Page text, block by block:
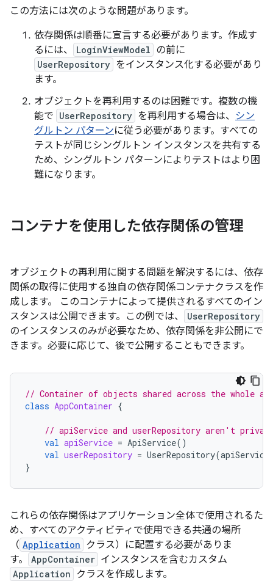
この方法には次のような問題があります。
依存関係は順番に宣言する必要があります。作成す
るには、
LoginViewModel の前に
UserRepository をインスタンス化する必要があり
ます。
オブジェクトを再利用するのは困難です。複数の機
能で UserRepository を再利用する場合は、 シン
グルトン パターンに従う必要があります。すべての
テストが同じシングルトン インスタンスを共有する
ため、シングルトン パターンによりテストはより困
難になります。
コンテナを使用した依存関係の管理
オブジェクトの再利用に関する問題を解決するには、依存
関係の取得に使用する独自の依存関係コンテナクラスを作
成します。
このコンテナによって提供されるすべてのイン
スタンスは公開できます。この例では、
UserRepository
のインスタンスのみが必要なため、依存関係を非公開にで
きます。必要に応じて、後で公開することもできます。
// Container of objects shared across the whole
class AppContainer {
// apiService and userRepository aren't
val apiService = ApiService()
val userRepository = UserRepository(apiService
}
これらの依存関係はアプリケーション全体で使用されるた
め、すべてのアクティビティで使用できる共通の場所
（ Application
クラス）に配置する必要がありま
す。
AppContainer インスタンスを含むカスタム
Application クラスを作成します。